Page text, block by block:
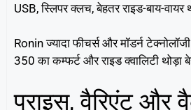
USB, स्लिपर क्लच, बेहतर राइड-बाय-वायर
Ronin ज्यादा फीचर्स और मॉडर्न
350 का कम्फर्ट और राइड क्वालिटी थोड़ा
प्राइस, वैरिएंट और